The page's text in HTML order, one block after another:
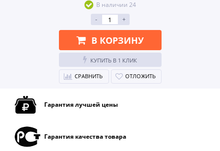
В наличии 24
-
+
В КОРЗИНУ
КУПИТЬ В 1 КЛИК
СРАВНИТЬ ОТЛОЖИТЬ
Гарантия лучшей цены
Гарантия качества товара